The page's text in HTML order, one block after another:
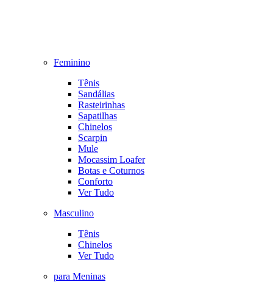
Feminino
Tênis
Sandálias
Rasteirinhas
Sapatilhas
Chinelos
Scarpin
Mule
Mocassim Loafer
Botas e Coturnos
Conforto
Ver Tudo
Masculino
Tênis
Chinelos
Ver Tudo
para Meninas